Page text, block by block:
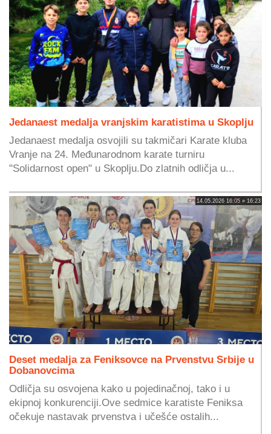
Jedanaest medalja vranjskim karatistima u Skoplju
Jedanaest medalja osvojili su takmičari Karate kluba
Vranje na 24. Međunarodnom karate turniru
"Solidarnost open" u Skoplju.Do zlatnih odličja u...
14.05.2026 16:05 » 16:23
Deset medalja za Feniksovce na Prvenstvu Srbije u
Dobanovcima
Odličja su osvojena kako u pojedinačnoj, tako i u
ekipnoj konkurenciji.Ove sedmice karatiste Feniksa
očekuje nastavak prvenstva i učešće ostalih...